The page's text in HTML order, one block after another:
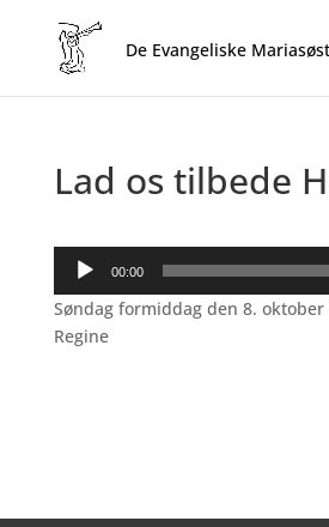
Lad os tilbede
Lydafspiller
00:00
Søndag formiddag den 8. oktober
Regine